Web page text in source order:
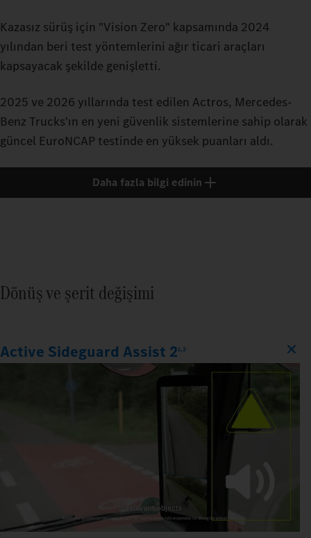
Kazasız sürüş için "Vision Zero" kapsamında 2024
yılından beri test yöntemlerini ağır ticari araçları
kapsayacak şekilde genişletti.
2025 ve 2026 yıllarında test edilen Actros, Mercedes-
Benz Trucks'ın en yeni güvenlik sistemlerine sahip olarak
güncel EuroNCAP testinde en yüksek puanları aldı.
Daha fazla bilgi edinin
Dönüş ve şerit değişimi
Active Sideguard Assist 21,2